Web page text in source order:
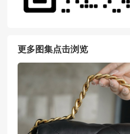
更多图集点击浏览